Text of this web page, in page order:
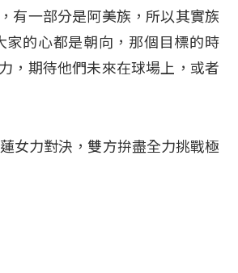
有一部分是阿美族，所以其實族
的心都是朝向，那個目標的時
，期待他們未來在球場上，或者
女力對決，雙方拚盡全力挑戰極